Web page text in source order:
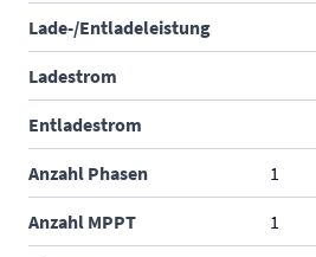
Lade-/Entladeleistung
Ladestrom
Entladestrom
Anzahl Phasen 1
Anzahl MPPT 1